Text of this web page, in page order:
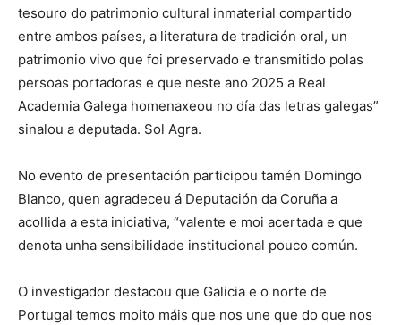
tesouro do patrimonio cultural inmaterial compartido
entre ambos países, a literatura de tradición oral, un
patrimonio vivo que foi preservado e transmitido polas
persoas portadoras e que neste ano 2025 a Real
Academia Galega homenaxeou no día das letras galegas”
sinalou a deputada. Sol Agra.
No evento de presentación participou tamén Domingo
Blanco, quen agradeceu á Deputación da Coruña a
acollida a esta iniciativa, “valente e moi acertada e que
denota unha sensibilidade institucional pouco común.
O investigador destacou que Galicia e o norte de
Portugal temos moito máis que nos une que do que nos